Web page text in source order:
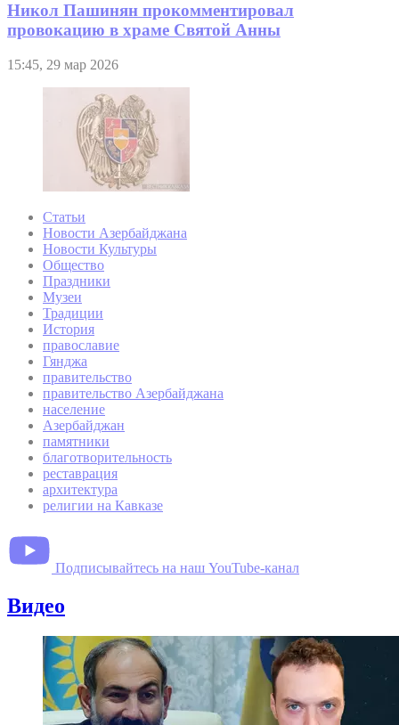
Никол Пашинян прокомментировал
провокацию в храме Святой Анны
15:45, 29 мар 2026
Статьи
Новости Азербайджана
Новости Культуры
Общество
Праздники
Музеи
Традиции
История
православие
Гянджа
правительство
правительство Азербайджана
население
Азербайджан
памятники
благотворительность
реставрация
архитектура
религии на Кавказе
Подписывайтесь на наш YouTube-канал
Видео